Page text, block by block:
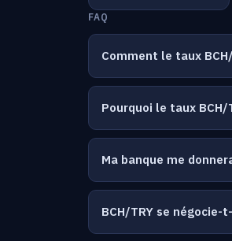
FAQ
Comment le taux
Pourquoi le taux
Ma banque me
BCH/TRY se négocie-